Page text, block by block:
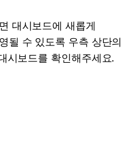
대시보드에 새롭게
될 수 있도록 우측 상단의
시보드를 확인해주세요.